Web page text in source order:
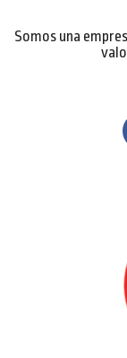
Somos una